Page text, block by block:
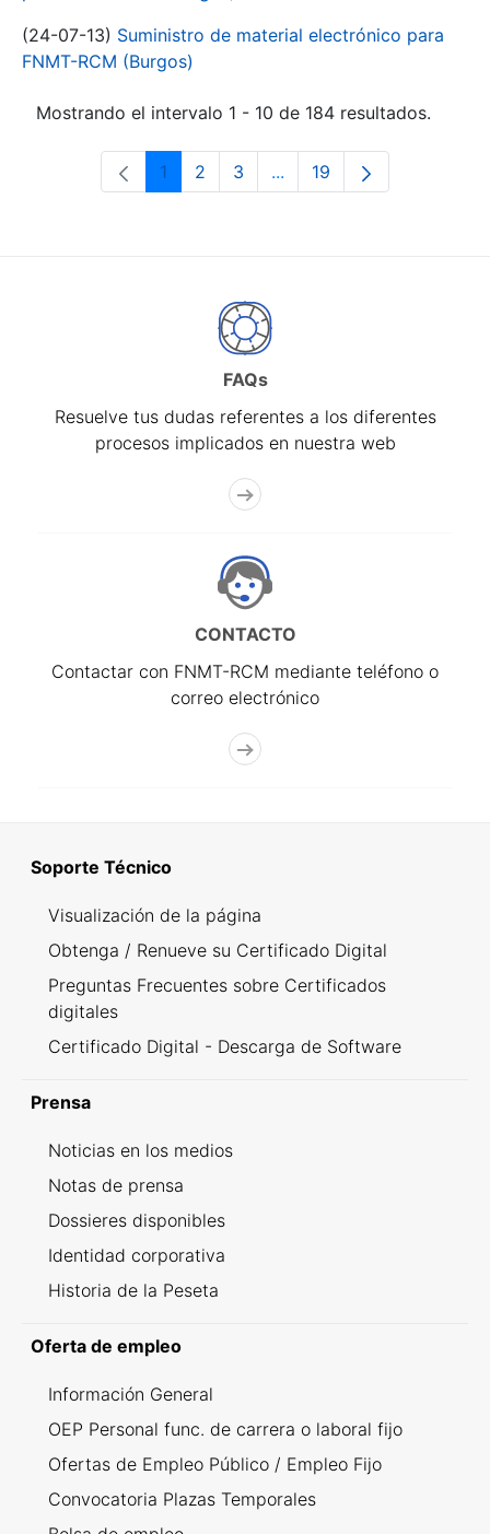
(24-07-13) Suministro de material electrónico para
FNMT-RCM (Burgos)
Mostrando el intervalo 1 - 10 de 184 resultados.
Página
1 Página
2 Página
3 ...Páginas intermedias Use
Página
19
FAQs
Resuelve tus dudas referentes a los diferentes
procesos implicados en nuestra web
CONTACTO
Contactar con FNMT-RCM mediante teléfono o
correo electrónico
Soporte Técnico
Visualización de la página
Obtenga / Renueve su Certificado Digital
Preguntas Frecuentes sobre Certificados
digitales
Certificado Digital - Descarga de Software
Prensa
Noticias en los medios
Notas de prensa
Dossieres disponibles
Identidad corporativa
Historia de la Peseta
Oferta de empleo
Información General
OEP Personal func. de carrera o laboral fijo
Ofertas de Empleo Público / Empleo Fijo
Convocatoria Plazas Temporales